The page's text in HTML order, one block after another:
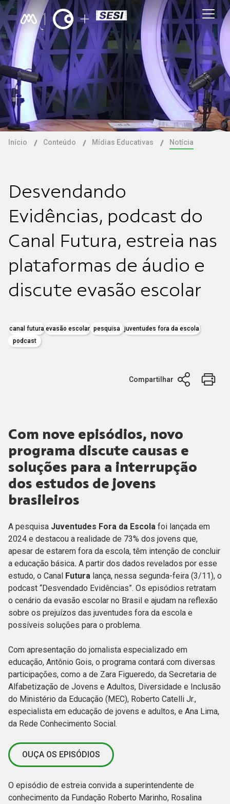
Início Conteúdo Mídias Educativas Notícia
Desvendando
Evidências, podcast do
Canal Futura, estreia nas
plataformas de áudio e
discute evasão escolar
canal futura evasão escolar pesquisa juventudes fora da escola
podcast
Compartilhar
Com nove episódios, novo
programa discute causas e
soluções para a interrupção
dos estudos de jovens
brasileiros
A pesquisa Juventudes Fora da Escola foi lançada em
2024 e destacou a realidade de 73% dos jovens que,
apesar de estarem fora da escola, têm intenção de concluir
a educação básica. A partir dos dados revelados por esse
estudo, o Canal Futura lança, nessa segunda-feira (3/11), o
podcast “Desvendado Evidências”. Os episódios retratam
o cenário da evasão escolar no Brasil e ajudam na reflexão
sobre os prejuízos das juventudes fora da escola e
possíveis soluções para o problema.
Com apresentação do jornalista especializado em
educação, Antônio Gois, o programa contará com diversas
participações, como a de Zara Figueredo, da Secretaria de
Alfabetização de Jovens e Adultos, Diversidade e Inclusão
do Ministério da Educação (MEC), Roberto Catelli Jr.,
especialista em educação de jovens e adultos, e Ana Lima,
da Rede Conhecimento Social.
OUÇA OS EPISÓDIOS
O episódio de estreia convida a superintendente de
conhecimento da Fundação Roberto Marinho, Rosalina